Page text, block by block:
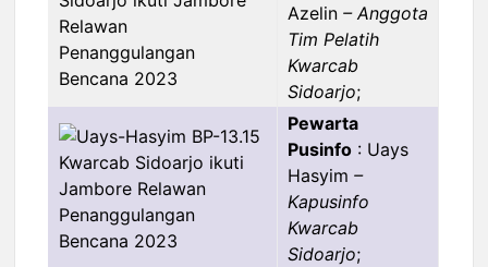
Azelin– Anggota
Tim Pelatih
Kwarcab
Sidoarjo;
Pewarta
Pusinfo : Uays
Hasyim–
Kapusinfo
Kwarcab
Sidoarjo;